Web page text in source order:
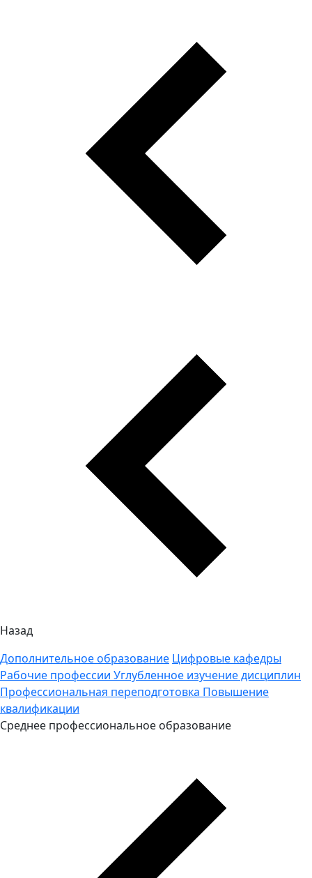
Назад
Дополнительное образование Цифровые кафедры
Рабочие профессии Углубленное изучение дисциплин
Профессиональная переподготовка Повышение
квалификации
Среднее профессиональное образование